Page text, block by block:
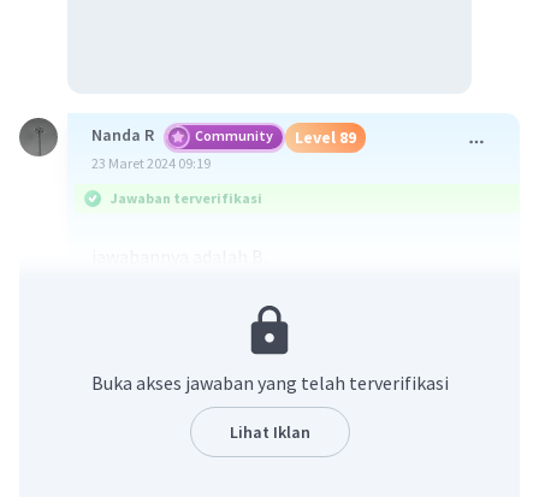
Nanda R Community Level 89
23 Maret 2024 09:19
Jawaban terverifikasi
Pemerintah memiliki peran penting dalam
menjaga keanekaragaman bangsa Indonesia,
dan salah satu cara utama untuk melakukannya
adalah dengan menjaga toleransi antar warga.
Ini termasuk mempromosikan dialog antar
kelompok yang berbeda, mendorong
Buka akses jawaban yang telah terverifikasi
Lihat Iklan